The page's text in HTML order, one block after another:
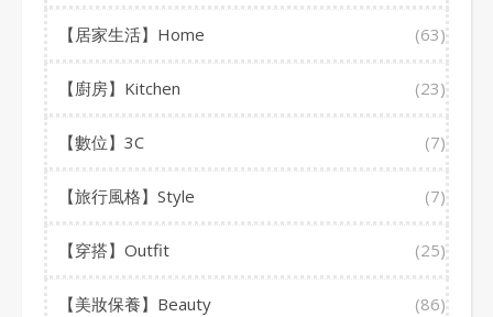
【居家生活】Home (63)
【廚房】Kitchen (23)
【數位】3C (7)
【旅行風格】Style (7)
【穿搭】Outfit (25)
【美妝保養】Beauty (86)